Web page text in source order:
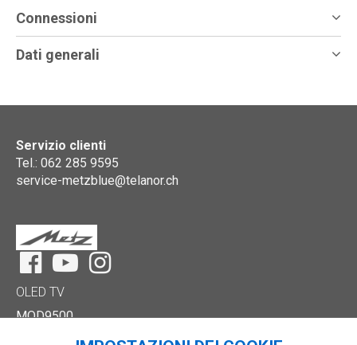
Connessioni
Dati generali
Servizio clienti
Tel.: 062 285 9595
service-metzblue@telanor.ch
FacebookYouTubeInstagram
OLED TV
MOD9500